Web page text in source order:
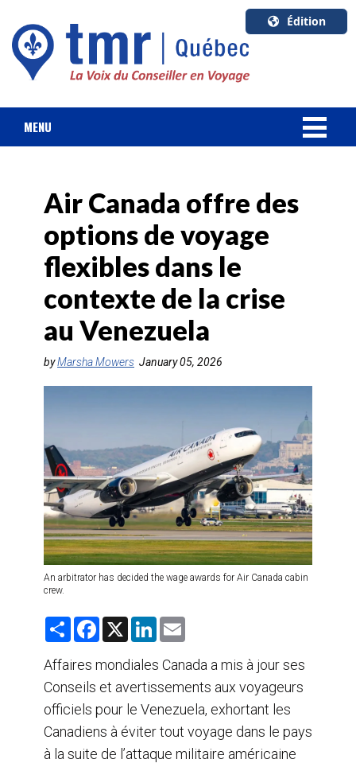
Édition
U.S.A.
English
Canada
Français
MENU
FORFAIT VACANCES
CROISIÈRES
HOTELS & RESORTS
DESTINATIONS
AGENTS DE VOYAGE
FORMATION & RESSOURCES
Air Canada offre des
options de voyage
flexibles dans le
contexte de la crise
au Venezuela
byMarsha Mowers January 05, 2026
An arbitrator has decided the wage awards for Air Canada cabin
crew.
S
r
e
F
e
b
o
k
X
L
k
e
d
n
i
l
Affaires mondiales Canada a mis à jour ses
Conseils et avertissements aux voyageurs
officiels pour le Venezuela, exhortant les
Canadiens à éviter tout voyage dans le pays
à la suite de l’attaque militaire américaine